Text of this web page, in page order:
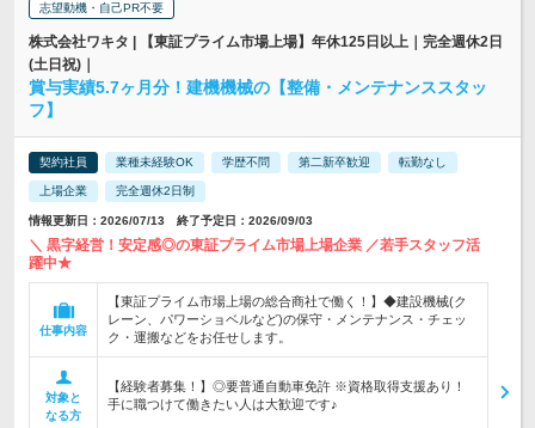
志望動機・自己PR不要
株式会社ワキタ | 【東証プライム市場上場】年休125日以上｜完全週休2日
(土日祝)｜
賞与実績5.7ヶ月分！建機機械の【整備・メンテナンススタッ
フ】
契約社員 業種未経験OK 学歴不問 第二新卒歓迎 転勤なし
上場企業 完全週休2日制
情報更新日：2026/07/13 終了予定日：2026/09/03
＼ 黒字経営！安定感◎の東証プライム市場上場企業 ／若手スタッフ活
躍中★
仕事内容
【東証プライム市場上場の総合商社で働く！】◆建設機械(ク
レーン、パワーショベルなど)の保守・メンテナンス・チェッ
ク・運搬などをお任せします。
対象と
なる方
【経験者募集！】◎要普通自動車免許 ※資格取得支援あり！
手に職つけて働きたい人は大歓迎です♪